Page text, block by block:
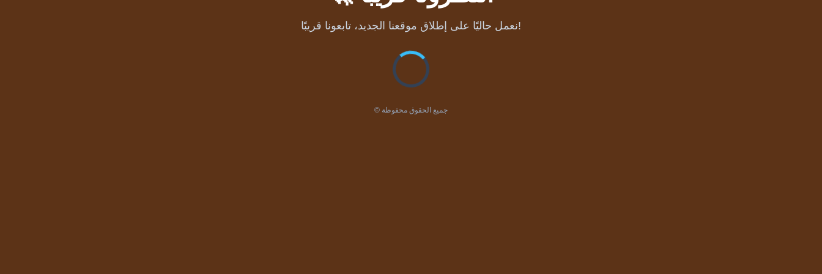
نعمل حاليًا على إطلاق موقعنا الجديد، تابعونا قريبًا!
© جميع الحقوق محفوظة